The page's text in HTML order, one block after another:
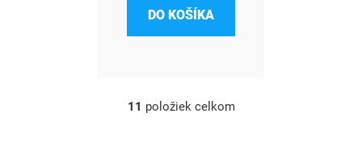
DO KOŠÍKA
O
11 položiek celkom